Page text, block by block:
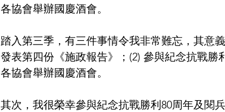
各協會舉辦國慶酒會。
踏入第三季，有三件事情令我非常難忘，其意
發表第四份《施政報告》；(2) 參與紀念抗戰
各協會舉辦國慶酒會。
其次，我很榮幸參與紀念抗戰勝利80周年及閱